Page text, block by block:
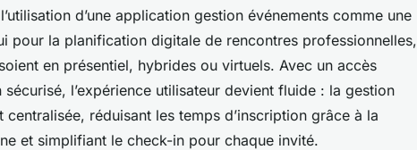
d’une application gestion événements comme une
pour la planification digitale de rencontres professionnelles,
en présentiel, hybrides ou virtuels. Avec un accès
l’expérience utilisateur devient fluide : la gestion
réduisant les temps d’inscription grâce à la
et simplifiant le check-in pour chaque invité.